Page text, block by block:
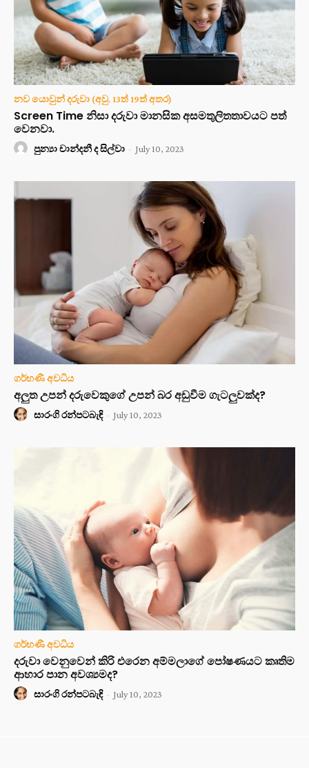
නව යොවුන් දරුවා (අවු. 13ත් 19ත් අතර)
Screen Time නිසා දරුවා මානසික අසමතුලිතතාවයට පත්
වෙනවා.
පුන්‍යා චාන්දනී ද සිල්වා - July 10, 2023
ගර්භණී අවධිය
අලුත උපන් දරුවෙකුගේ උපන් බර අඩුවීම ගැටලුවක්ද?
සාරංගි රන්පටබැඳි - July 10, 2023
ගර්භණී අවධිය
දරුවා වෙනුවෙන් කිරි එරෙන අම්මලාගේ පෝෂණයට කෘතිම
ආහාර පාන අවශ්‍යමද?
සාරංගි රන්පටබැඳි - July 10, 2023